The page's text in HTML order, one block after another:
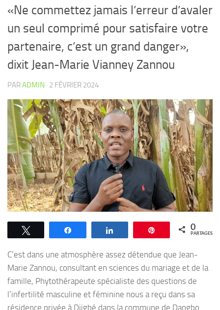
«Ne commettez jamais l’erreur d’avaler
un seul comprimé pour satisfaire votre
partenaire, c’est un grand danger»,
dixit Jean-Marie Vianney Zannou
PARADMIN · 2 FÉVRIER 2024
Épingle 0
PARTAGES
C’est dans une atmosphère assez détendue que Jean-
Marie Zannou, consultant en sciences du mariage et de la
famille, Phytothérapeute spécialiste des questions de
l’infertilité masculine et féminine nous a reçu dans sa
résidence privée à Djigbé dans la commune de Dangbo.